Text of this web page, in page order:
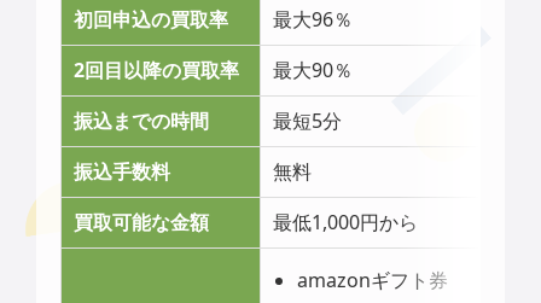
初回申込の買取率
最大96％
2回目以降の買取率
最大90％
振込までの時間
最短5分
振込手数料
無料
買取可能な金額
最低1,000円から
amazonギフト券